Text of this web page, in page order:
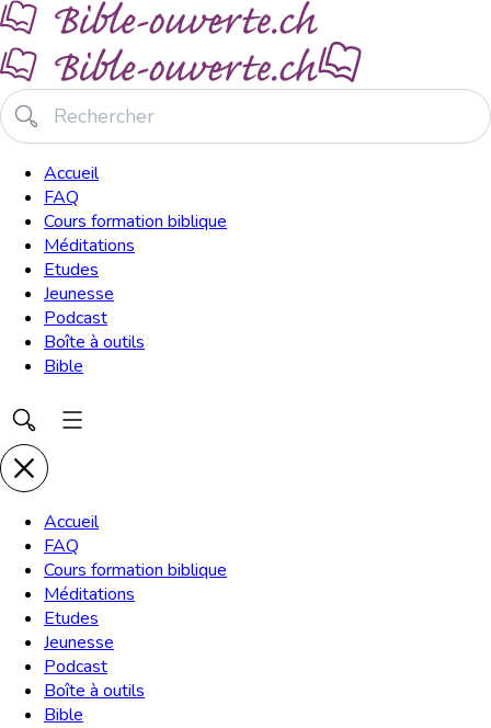
Accueil
FAQ
Cours formation biblique
Méditations
Etudes
Jeunesse
Podcast
Boîte à outils
Bible
Accueil
FAQ
Cours formation biblique
Méditations
Etudes
Jeunesse
Podcast
Boîte à outils
Bible